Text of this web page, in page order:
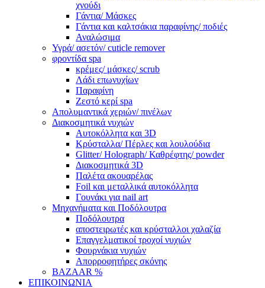
χνούδι
Γάντια/ Μάσκες
Γάντια και καλτσάκια παραφίνης/ ποδιές
Αναλώσιμα
Υγρά/ ασετόν/ cuticle remover
φροντίδα spa
κρέμες/ μάσκες/ scrub
Λάδι επωνυχίων
Παραφίνη
Ζεστό κερί spa
Απολυμαντικά χεριών/ πινέλων
Διακοσμητικά νυχιών
Αυτοκόλλητα και 3D
Κρύσταλλα/ Πέρλες και λουλούδια
Glitter/ Holograph/ Καθρέφτης/ powder
Διακοσμητικά 3D
Παλέτα ακουαρέλας
Foil και μεταλλικά αυτοκόλλητα
Γουνάκι για nail art
Μηχανήματα και Ποδόλουτρα
Ποδόλουτρα
αποστειρωτές και κρύσταλλοι χαλαζία
Επαγγελματικοί τροχοί νυχιών
Φουρνάκια νυχιών
Απορροφητήρες σκόνης
BAZAAR %
ΕΠΙΚΟΙΝΩΝΙΑ